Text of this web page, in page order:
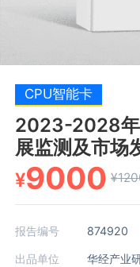
CPU智能卡
2023-2028
展监测及市场
¥9000
报告编号 874920
出品单位 华经产业